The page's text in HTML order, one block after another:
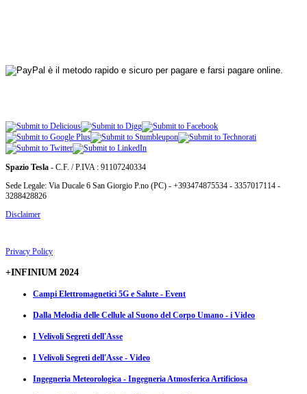
Spazio Tesla - C.F. / P.IVA : 91107240334
Sede Legale: Via Ducale 6 San Giorgio P.no (PC) - +393474875534 - 3357017114 -
3288428826
Disclaimer
Privacy Policy
+INFINIUM 2024
Campi Elettromagnetici 5G e Salute - Event
Dalla Melodia delle Cellule al Suono del Corpo Umano - i Video
I Velivoli Segreti dell'Asse
I Velivoli Segreti dell'Asse - Video
Ingegneria Meteorologica - Ingegneria Atmosferica Artificiosa